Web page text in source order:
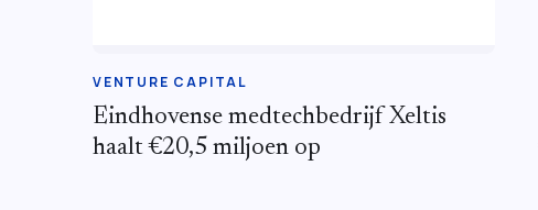
VENTURE CAPITAL
Eindhovense medtechbedrijf Xeltis
haalt €20,5 miljoen op